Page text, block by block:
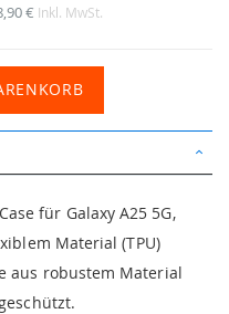
€ Inkl. MwSt.
für Galaxy A25 5G,
Material (TPU)
aus robustem Material